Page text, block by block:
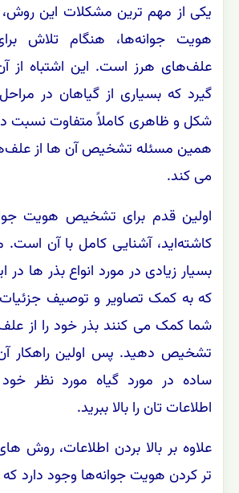
یکی از مهم ترین مشکلات این
هویت جوانه‌ها، هنگام تلاش
علف‌های هرز است. این اشتباه از
گیرد که بسیاری از گیاهان در
شکل و ظاهری کاملاً متفاوت نسبت
همین مسئله تشخیص آن ها از
می کند.
اولین قدم برای تشخیص هویت
کاشته‌اید، آشنایی کامل با آن
بسیار زیادی در مورد انواع بذر ها در
که به کمک تصاویر و توصیف
شما کمک می کنند بذر خود را از
تشخیص دهید. پس اولین راهکار
ساده در مورد گیاه مورد نظر
اطلاعات تان را بالا ببرید.
علاوه بر بالا بردن اطلاعات، روش
تر کردن هویت جوانه‌ها وجود دارد که